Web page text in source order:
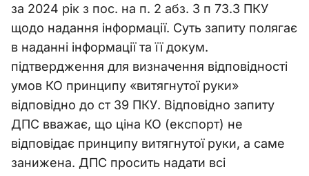
за 2024 рік з пос. на п. 2 абз. 3 п 73.3 ПКУ
щодо надання інформації. Суть запиту полягає
в наданні інформації та її докум.
підтвердження для визначення відповідності
умов КО принципу «витягнутої руки»
відповідно до ст 39 ПКУ. Відповідно запиту
ДПС вважає, що ціна КО (експорт) не
відповідає принципу витягнутої руки, а саме
занижена. ДПС просить надати всі